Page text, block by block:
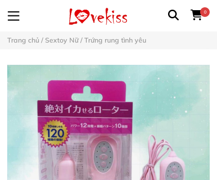
0
Trang chủ / Sextoy Nữ/ Trứng rung tình yêu